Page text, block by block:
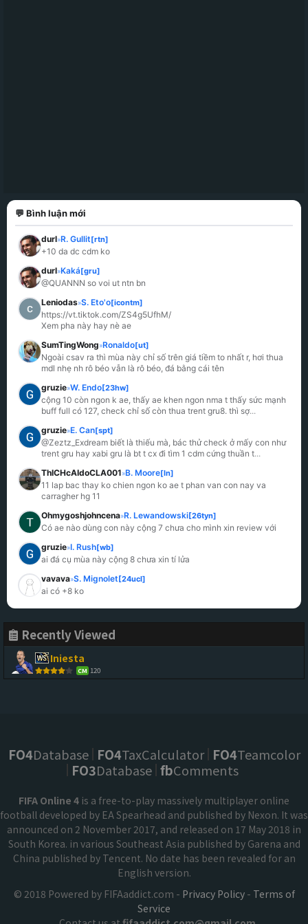
💬 Bình luận mới
durl»R. Gullit[rtn]
+10 da dc cdm ko
durl»Kaká[gru]
@QUANNN so voi ut ntn bn
Leniodas»S. Eto'o[icontm]
https://vt.tiktok.com/ZS4g5UfhM/
Xem pha này hay nè ae
SumTingWong»Ronaldo[ut]
Ngoài csav ra thì mùa này chỉ số trên giá tiềm to nhất r, hơi thua
mdl nhẹ nh rô béo vẫn là rô béo, đá bằng cái tên
gruzie»W. Endo[23hw]
cộng 10 còn ngon k ae, thấy ae khen ngon nma t thấy sức mạnh
buff full có 127, check chỉ số còn thua trent gru8. thì sợ...
gruzie»E. Can[spt]
@Zeztz_Exdream biết là thiếu mà, bác thử check ở mấy con như
trent gru hay xabi gru là bt t cx đi tìm 1 cdm cứng thuần t...
ThICHcAIdoCLA001»B. Moore[ln]
11 lap bac thay ko chien ngon ko ae t phan van con nay va
carragher hg 11
Ohmygoshjohncena»R. Lewandowski[26tyn]
Có ae nào dùng con này cộng 7 chưa cho mình xin review với
gruzie»I. Rush[wb]
ai đá cụ mùa này cộng 8 chưa xin tí lửa
vavava»S. Mignolet[24ucl]
ai có +8 ko
Recently Viewed
Iniesta
CM 120
FO4Database FO4TaxCalculator FO4Teamcolor
FO3Database fbComments
FIFA Online 4 is a free-to-play massively multiplayer online
football developed by EA Spearhead and published by Nexon. It was
announced on 2 November 2017, and released on 17 May 2018 in
South Korea. in various Southeast Asia published by Garena and
China published by Tencent. No date has been revealed for an
English version.
© 2018 Powered by FIFAaddict.com - Privacy Policy- Terms of
Service